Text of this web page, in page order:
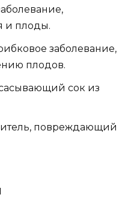
и плоды.
заболевание,
плодов.
сок из
повреждающий